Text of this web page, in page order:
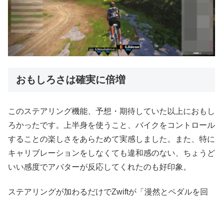
おもしろさは確実に倍増
このステアリング機能、予想・期待していた以上におもし
ろかったです。上半身を使うこと、バイクをコントロール
することの楽しさをあらためて実感しました。また、特に
キャリブレーションをしなくても違和感のない、ちょうど
いい感度でアバターが反応してくれたのも好印象。
ステアリングが加わるだけでZwiftが「漫然とペダルを回